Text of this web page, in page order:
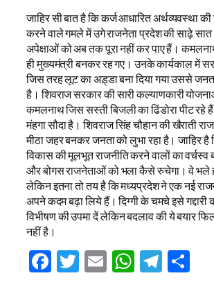
जाहिर सी बात है कि कर्ज आधारित अर्थव्यवस्था की
करने वाले गमले में उगे राजनेता प्रदेश की साढ़े
अपेक्षाओं को अब तक पूरा नहीं कर पाए हैं।
ही मुख्यमंत्री बनकर रह गए। उनके कार्यकाल में
जिस तरह लूट का अड़्डा बना दिया गया उससे जनता
है। शिवराज सरकार की सारी कल्याणकारी
कमलनाथ जिस सस्ती बिजली का ढिंडोरा पीट रहे
मंहगा सौदा है। शिवराज सिंह चौहान की खैराती
मीठा जहर बनकर जनता को लुभा रहा है। जाहिर
विकास की मूलभूत राजनीति करने वालों का
और बोगस राजनेताओं को भला कैसे रुचेगा। वे भले
लेकिन इतना तो तय है कि मध्यप्रदेश ने एक नई
अपने कदम बढ़ा लिये हैं। दिग्गी के चमचे इसे गद्दारी
विभीषण की उपमा दें लेकिन बदलाव की ये बयार
नहीं है।
Facebook
Twitter
Email